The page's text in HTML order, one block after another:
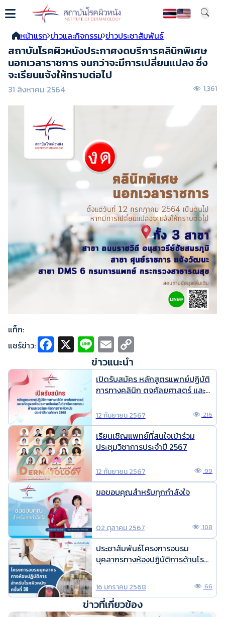
หน้าแรก ข่าวและกิจกรรม ข่าวประชาสัมพันธ์
สถาบันโรคผิวหนังประกาศงดบริการคลินิกพิเศษ
นอกเวลาราชการ จนกว่าจะมีการเปลี่ยนแปลง ซึ่ง
จะเรียนแจ้งให้ทราบต่อไป
31 สิงหาคม 2564 1,361
แท็ก:
แชร์ข่าว:
Fa
ce
b
o
o
k
X Li
n
e
E
m
ai
l
p
y
Li
n
k
ข่าวแนะนำ
เปิดรับสมัคร หลักสูตรแพทย์ปฏิบัติ
การทางคลินิก ตจศัลยศาสตร์ และ
วิชาชีพเวชกรรม ด้านเลเซอร์และหัต
การทางผิวหนัง ประจำปีการศึกษา
2568
12 กันยายน 2567 216
เรียนเชิญแพทย์ที่สนใจเข้าร่วม
ประชุมวิชาการประจำปี 2567
12 กันยายน 2567 99
ขอขอบคุณสำหรับทุกกำลังใจ
02 ตุลาคม 2567 108
ประชาสัมพันธ์โครงการอบรม
บุคลากรทางห้องปฏิบัติการด้านโรค
16 มกราคม 2568 66
ข่าวที่เกี่ยวข้อง